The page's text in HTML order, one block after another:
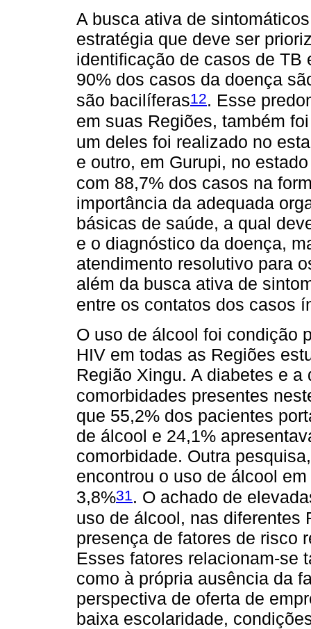
A busca ativa de
estratégia que deve ser
identificação de casos de TB
90% dos casos da doença
são bacilíferas12. Esse
em suas Regiões, também
um deles foi realizado no
e outro, em Gurupi, no
com 88,7% dos casos na
importância da adequada
básicas de saúde, a qual
e o diagnóstico da doença,
atendimento resolutivo para
além da busca ativa de
entre os contatos dos casos
O uso de álcool foi condição
HIV em todas as Regiões
Região Xingu. A diabetes e
comorbidades presentes
que 55,2% dos pacientes
de álcool e 24,1%
comorbidade. Outra
encontrou o uso de álcool
3,8%31 . O achado de
uso de álcool, nas diferentes
presença de fatores de risco
Esses fatores relacionam-se
como à própria ausência da
perspectiva de oferta de
baixa escolaridade,